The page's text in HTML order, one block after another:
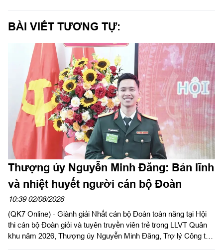
BÀI VIẾT TƯƠNG TỰ:
Thượng úy Nguyễn Minh Đăng: Bản lĩnh
và nhiệt huyết người cán bộ Đoàn
10:39 02/08/2026
(QK7 Online) - Giành giải Nhất cán bộ Đoàn toàn năng tại Hội
thi cán bộ Đoàn giỏi và tuyên truyền viên trẻ trong LLVT Quân
khu năm 2026, Thượng úy Nguyễn Minh Đăng, Trợ lý Công tác